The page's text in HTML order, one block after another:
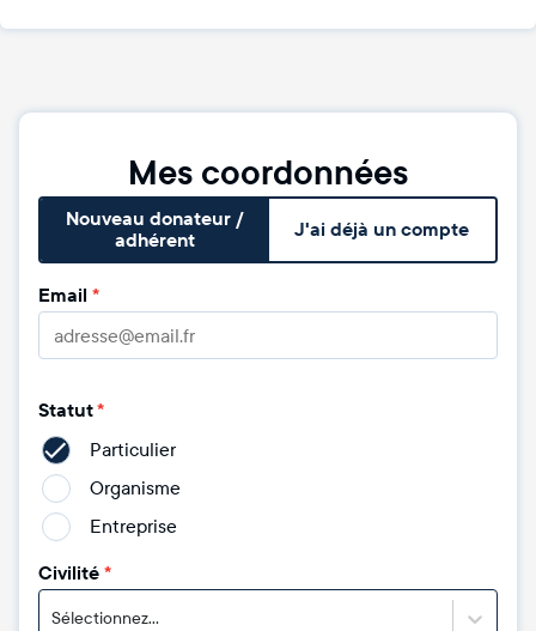
Mes coordonnées
Nouveau donateur /
adhérent
J'ai déjà un compte
Email *
Statut*
Particulier
Organisme
Entreprise
Civilité*
Sélectionnez...